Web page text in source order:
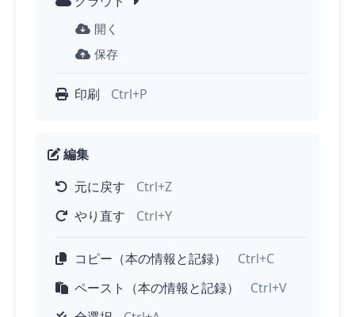
開く
保存
印刷 Ctrl+P
編集
元に戻す
Ctrl+Z
やり直す
Ctrl+Y
コピー（本の情報と記録）
Ctrl+C
ペースト（本の情報と記録）
Ctrl+V